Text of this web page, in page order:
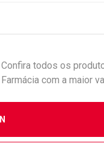
Confira todos os
Farmácia com a maior